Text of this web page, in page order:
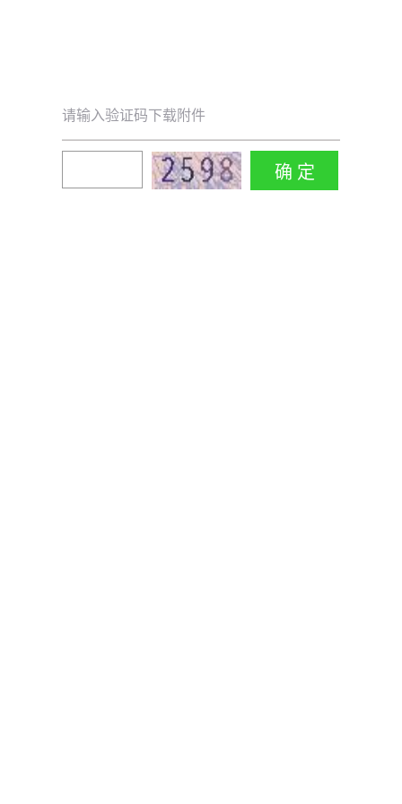
请输入验证码下载附件